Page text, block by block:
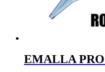
EMALLA